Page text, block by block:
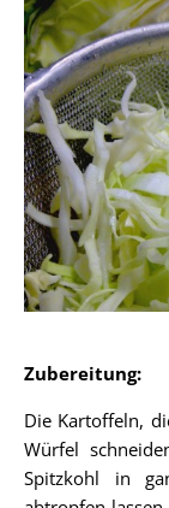
Zubereitung:
Die Kartoffeln,
Würfel
Spitzkohl in